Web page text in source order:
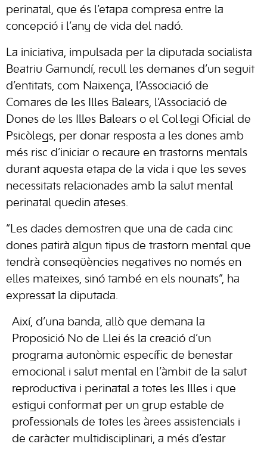
perinatal, que és l’etapa compresa entre la
concepció i l’any de vida del nadó.
La iniciativa, impulsada per la diputada socialista
Beatriu Gamundí, recull les demanes d’un seguit
d’entitats, com Naixença, l’Associació de
Comares de les Illes Balears, l’Associació de
Dones de les Illes Balears o el Col·legi Oficial de
Psicòlegs, per donar resposta a les dones amb
més risc d’iniciar o recaure en trastorns mentals
durant aquesta etapa de la vida i que les seves
necessitats relacionades amb la salut mental
perinatal quedin ateses.
“Les dades demostren que una de cada cinc
dones patirà algun tipus de trastorn mental que
tendrà conseqüències negatives no només en
elles mateixes, sinó també en els nounats”, ha
expressat la diputada.
Així, d’una banda, allò que demana la
Proposició No de Llei és la creació d’un
programa autonòmic específic de benestar
emocional i salut mental en l’àmbit de la salut
reproductiva i perinatal a totes les Illes i que
estigui conformat per un grup estable de
professionals de totes les àrees assistencials i
de caràcter multidisciplinari, a més d’estar